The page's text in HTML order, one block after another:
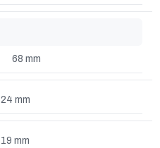
68 mm
24 mm
19 mm